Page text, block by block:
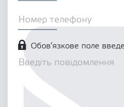
Обов’язкове поле